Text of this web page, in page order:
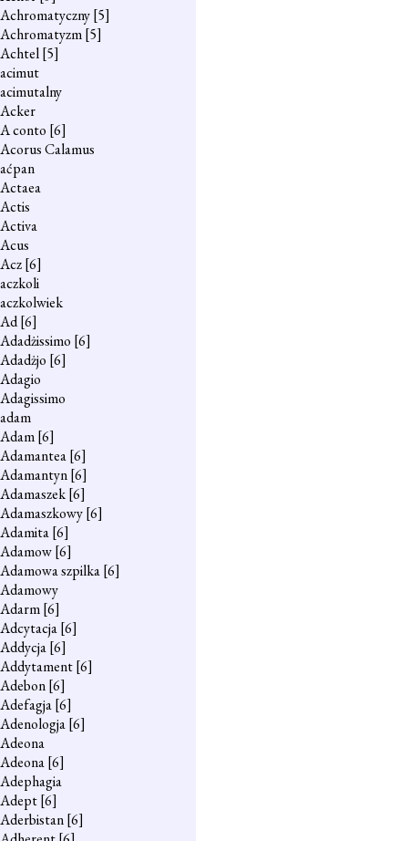
Achromatyczny[5]
Achromatyzm[5]
Achtel[5]
acimut
acimutalny
Acker
A conto [6]
Acorus Calamus
aćpan
Actaea
Actis
Activa
Acus
Acz[6]
aczkoli
aczkolwiek
Ad[6]
Adadżissimo [6]
Adadżjo [6]
Adagio
Adagissimo
adam
Adam[6]
Adamantea[6]
Adamantyn[6]
Adamaszek[6]
Adamaszkowy[6]
Adamita[6]
Adamow[6]
Adamowa szpilka[6]
Adamowy
Adarm[6]
Adcytacja[6]
Addycja[6]
Addytament[6]
Adebon[6]
Adefagja[6]
Adenologja[6]
Adeona
Adeona[6]
Adephagia
Adept[6]
Aderbistan[6]